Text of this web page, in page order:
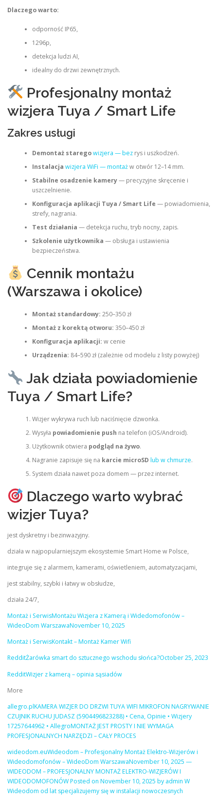
Dlaczego warto:
odporność IP65,
1296p,
detekcja ludzi AI,
idealny do drzwi zewnętrznych.
Profesjonalny montaż
wizjera Tuya / Smart Life
Zakres usługi
Demontaż staregowizjera — bezrys i uszkodzeń.
Instalacja wizjera WiFi — montażw otwór 12–14 mm.
Stabilne osadzenie kamery— precyzyjne skręcenie i
uszczelnienie.
Konfiguracja aplikacji Tuya / Smart Life — powiadomienia,
strefy, nagrania.
Test działania — detekcja ruchu, tryb nocny, zapis.
Szkolenie użytkownika — obsługa i ustawienia
bezpieczeństwa.
Cennik montażu
(Warszawa i okolice)
Montaż standardowy: 250–350 zł
Montaż z korektą otworu: 350–450 zł
Konfiguracja aplikacji: w cenie
Urządzenia: 84–590 zł (zależnie od modelu z listy powyżej)
Jak działa powiadomienie
Tuya / Smart Life?
Wizjer wykrywa ruch lub naciśnięcie dzwonka.
Wysyła powiadomienie push na telefon (iOS/Android).
Użytkownik otwiera podgląd na żywo.
Nagranie zapisuje się na karcie microSD lub w chmurze.
System działa nawet poza domem — przez internet.
Dlaczego warto wybrać
wizjer Tuya?
jest dyskretny i bezinwazyjny.
działa w najpopularniejszym ekosystemie Smart Home w Polsce,
integruje się z alarmem, kamerami, oświetleniem, automatyzacjami,
jest stabilny, szybki i łatwy w obsłudze,
działa 24/7,
Montaż i SerwisMontażu Wizjera z Kamerą i Widedomofonów –
WideoDom WarszawaNovember 10, 2025
Montaż i SerwisKontakt – Montaż Kamer Wifi
RedditŻarówka smart do sztucznego wschodu słońca?October 25, 2023
RedditWizjer z kamerą – opinia sąsiadów
More
allegro.plKAMERA WIZJER DO DRZWI TUYA WIFI MIKROFON NAGRYWANIE
CZUJNIK RUCHU JUDASZ (5904496823288) • Cena, Opinie • Wizjery
17257644962 • AllegroMONTAŻ JEST PROSTY I NIE WYMAGA
PROFESJONALNYCH NARZĘDZI – CAŁY PROCES
wideodom.euWideodom – Profesjonalny Montaż Elektro-Wizjerów i
Wideodomofonów – WideoDom WarszawaNovember 10, 2025 —
WIDEODOM – PROFESJONALNY MONTAŻ ELEKTRO-WIZJERÓW I
WIDEODOMOFONÓW Posted on November 10, 2025 by admin W
Wideodom od lat specjalizujemy się w instalacji nowoczesnych